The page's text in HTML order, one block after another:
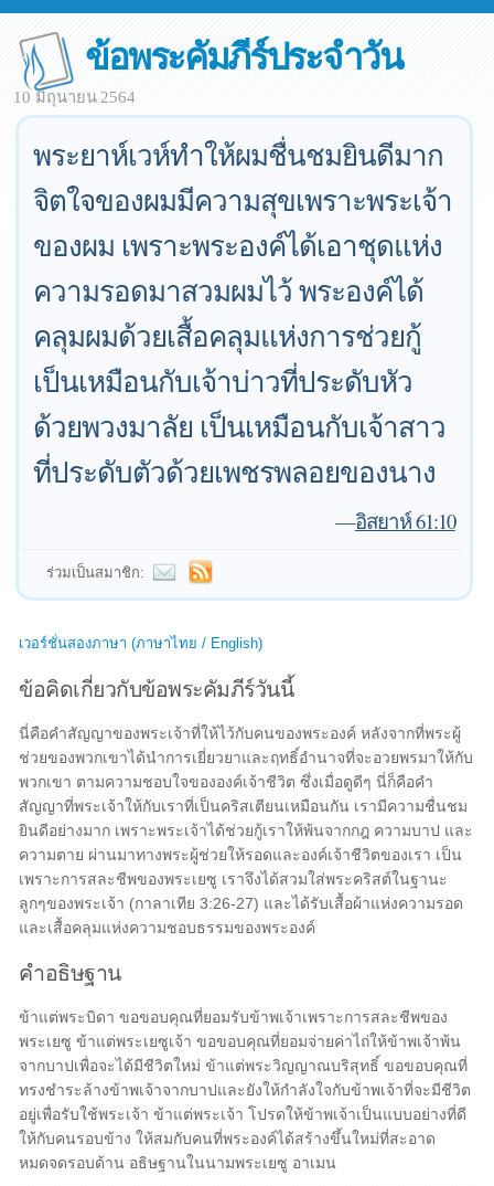
ข้อพระคัมภีร์ประจำวัน
10 มิถุนายน 2564
พระยาห์เวห์ทำให้ผมชื่นชมยินดีมาก
จิตใจของผมมีความสุขเพราะพระเจ้า
ของผม เพราะพระองค์ได้เอาชุดแห่ง
ความรอดมาสวมผมไว้ พระองค์ได้
คลุมผมด้วยเสื้อคลุมแห่งการช่วยกู้
เป็นเหมือนกับเจ้าบ่าวที่ประดับหัว
ด้วยพวงมาลัย เป็นเหมือนกับเจ้าสาว
ที่ประดับตัวด้วยเพชรพลอยของนาง
—อิสยาห์ 61:10
ร่วมเป็นสมาชิก:
เวอร์ชั่นสองภาษา (ภาษาไทย / English)
ข้อคิดเกี่ยวกับข้อพระคัมภีร์วันนี้
นี่คือคำสัญญาของพระเจ้าที่ให้ไว้กับคนของพระองค์ หลังจากที่พระผู้
ช่วยของพวกเขาได้นำการเยี่ยวยาและฤทธิ์อำนาจที่จะอวยพรมาให้กับ
พวกเขา ตามความชอบใจขององค์เจ้าชีวิต ซึ่งเมื่อดูดีๆ นี่ก็คือคำ
สัญญาที่พระเจ้าให้กับเราที่เป็นคริสเตียนเหมือนกัน เรามีความชื่นชม
ยินดีอย่างมาก เพราะพระเจ้าได้ช่วยกู้เราให้พ้นจากกฎ ความบาป และ
ความตาย ผ่านมาทางพระผู้ช่วยให้รอดและองค์เจ้าชีวิตของเรา เป็น
เพราะการสละชีพของพระเยซู เราจึงได้สวมใส่พระคริสต์ในฐานะ
ลูกๆของพระเจ้า (กาลาเทีย 3:26-27) และได้รับเสื้อผ้าแห่งความรอด
และเสื้อคลุมแห่งความชอบธรรมของพระองค์
คำอธิษฐาน
ข้าแต่พระบิดา ขอขอบคุณที่ยอมรับข้าพเจ้าเพราะการสละชีพของ
พระเยซู ข้าแต่พระเยซูเจ้า ขอขอบคุณที่ยอมจ่ายค่าไถ่ให้ข้าพเจ้าพ้น
จากบาปเพื่อจะได้มีชีวิตใหม่ ข้าแต่พระวิญญาณบริสุทธิ์ ขอขอบคุณที่
ทรงชำระล้างข้าพเจ้าจากบาปและยังให้กำลังใจกับข้าพเจ้าที่จะมีชีวิต
อยู่เพื่อรับใช้พระเจ้า ข้าแต่พระเจ้า โปรดให้ข้าพเจ้าเป็นแบบอย่างที่ดี
ให้กับคนรอบข้าง ให้สมกับคนที่พระองค์ได้สร้างขึ้นใหม่ที่สะอาด
หมดจดรอบด้าน อธิษฐานในนามพระเยซู อาเมน